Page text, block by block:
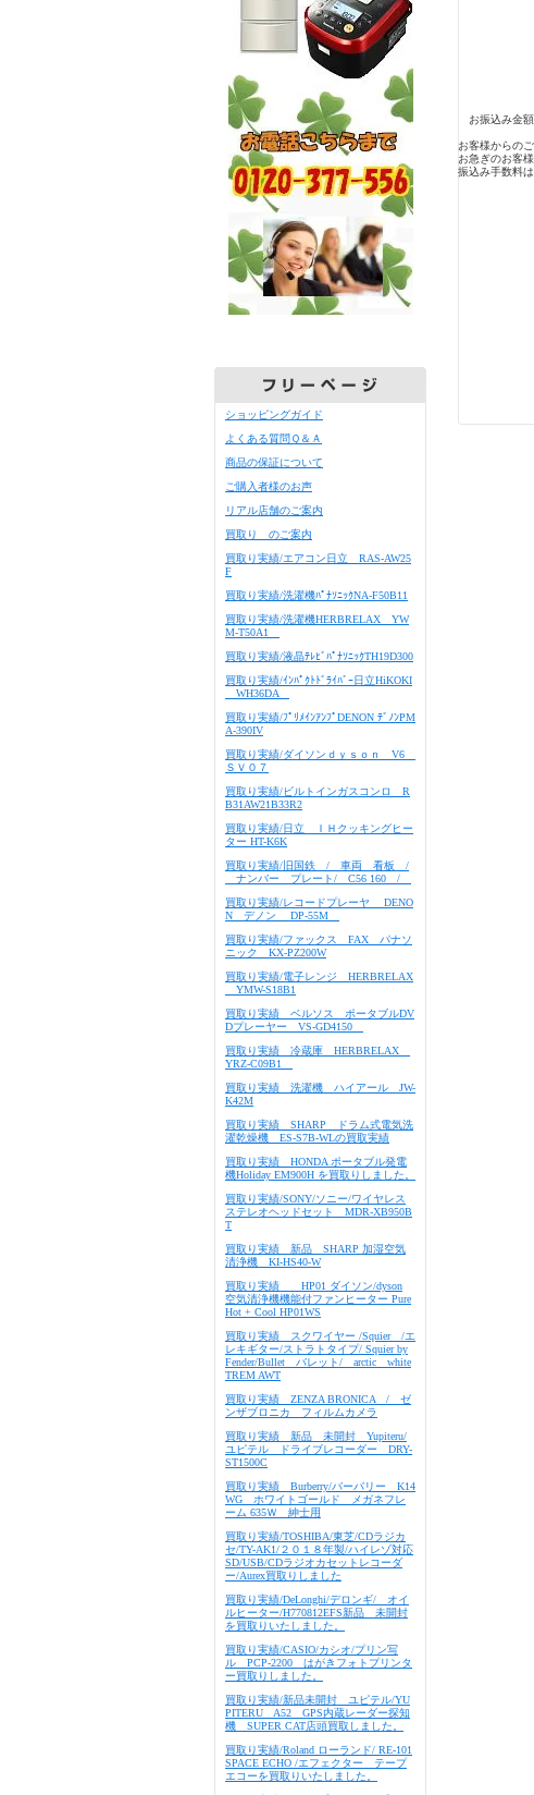
ショッピングガイド
よくある質問Ｑ＆Ａ
商品の保証について
ご購入者様のお声
リアル店舗のご案内
買取り のご案内
買取り実績/エアコン日立 RAS-AW25
F
買取り実績/洗濯機ﾊﾟﾅｿﾆｯｸNA-F50B11
買取り実績/洗濯機HERBRELAX YW
M-T50A1
買取り実績/液晶ﾃﾚﾋﾞﾊﾟﾅｿﾆｯｸTH19D300
買取り実績/ｲﾝﾊﾟｸﾄﾄﾞﾗｲﾊﾞｰ日立HiKOKI
WH36DA
買取り実績/ﾌﾟﾘﾒｲﾝｱﾝﾌﾟDENON ﾃﾞﾉﾝPM
A-390IV
買取り実績/ダイソンｄｙｓｏｎ V6
ＳＶ０７
買取り実績/ビルトインガスコンロ R
B31AW21B33R2
買取り実績/日立 ＩＨクッキングヒー
ター HT-K6K
買取り実績/旧国鉄 / 車両 看板 /
ナンバー プレート/ C56 160 /
買取り実績/レコードプレーヤ DENO
N デノン DP-55M
買取り実績/ファックス FAX パナソ
ニック KX-PZ200W
買取り実績/電子レンジ HERBRELAX
YMW-S18B1
買取り実績 ベルソス ポータブルDV
Dプレーヤー VS-GD4150
買取り実績 冷蔵庫 HERBRELAX
YRZ-C09B1
買取り実績 洗濯機 ハイアール JW-
K42M
買取り実績 SHARP ドラム式電気洗
濯乾燥機 ES-S7B-WLの買取実績
買取り実績 HONDA ポータブル発電
機Holiday EM900H を買取りしました。
買取り実績/SONY/ソニー/ワイヤレス
ステレオヘッドセット MDR-XB950B
T
買取り実績 新品 SHARP 加湿空気
清浄機 KI-HS40-W
買取り実績 HP01 ダイソン/dyson
空気清浄機機能付ファンヒーター Pure
Hot + Cool HP01WS
買取り実績 スクワイヤー /Squier /エ
レキギター/ストラトタイプ/ Squier by
Fender/Bullet バレット/ arctic white
TREM AWT
買取り実績 ZENZA BRONICA / ゼ
ンザブロニカ フィルムカメラ
買取り実績 新品 未開封 Yupiteru/
ユピテル ドライブレコーダー DRY-
ST1500C
買取り実績 Burberry/バーバリー K14
WG ホワイトゴールド メガネフレ
ーム 635Ｗ 紳士用
買取り実績/TOSHIBA/東芝/CDラジカ
セ/TY-AK1/２０１８年製/ハイレゾ対応
SD/USB/CDラジオカセットレコーダ
ー/Aurex買取りしました
買取り実績/DeLonghi/デロンギ/ オイ
ルヒーター/H770812EFS新品 未開封
を買取りいたしました。
買取り実績/CASIO/カシオ/プリン写
ル PCP-2200 はがきフォトプリンタ
ー買取りしました。
買取り実績/新品未開封 ユピテル/YU
PITERU A52 GPS内蔵レーダー探知
機 SUPER CAT店頭買取しました。
買取り実績/Roland ローランド/ RE-101
SPACE ECHO /エフェクター テープ
エコーを買取りいたしました。
お振込み金額
お客様からの
お急ぎのお客
振込み手数料